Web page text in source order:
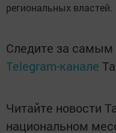
региональных властей.
Следите за
Telegram-канале
Читайте новости
национальном